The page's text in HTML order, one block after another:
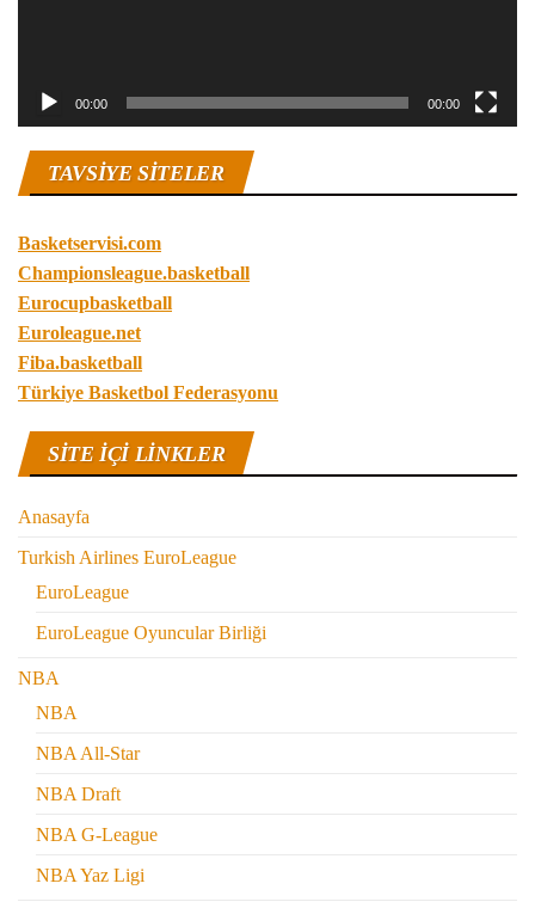
00:00 00:00
TAVSIYE SITELER
Basketservisi.com
Championsleague.basketball
Eurocupbasketball
Euroleague.net
Fiba.basketball
Türkiye Basketbol Federasyonu
SITE IÇI LINKLER
Anasayfa
Turkish Airlines EuroLeague
EuroLeague
EuroLeague Oyuncular Birliği
NBA
NBA
NBA All-Star
NBA Draft
NBA G-League
NBA Yaz Ligi